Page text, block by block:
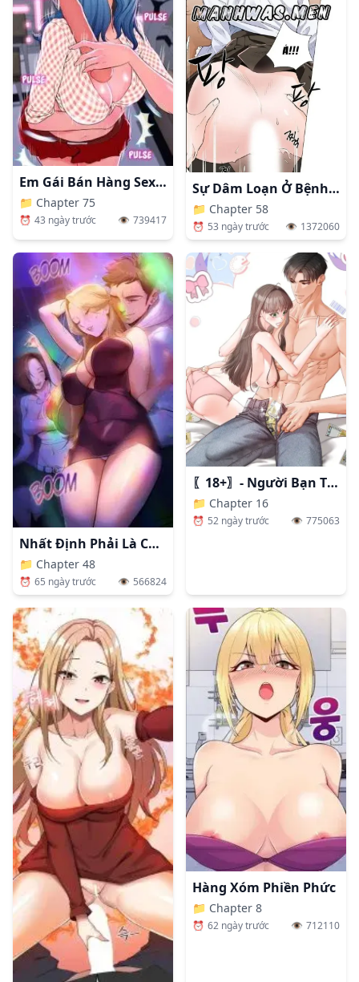
Em Gái Bán Hàng Sextoy
📁 Chapter 75
⏰ 43 ngày trước 👁️ 739417
Sự Dâm Loạn Ở Bệnh Viện
📁 Chapter 58
⏰ 53 ngày trước 👁️ 1372060
Nhất Định Phải Là Chị Ấy
📁 Chapter 48
⏰ 65 ngày trước 👁️ 566824
〖18+〗- Người Bạn Thanh Mai Trúc Mã Tính Theo Giá Thị Trường
📁 Chapter 16
⏰ 52 ngày trước 👁️ 775063
Hàng Xóm Phiền Phức
📁 Chapter 8
⏰ 62 ngày trước 👁️ 712110